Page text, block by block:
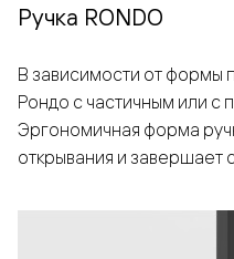
Ручка RONDO
В зависимости от формы
Рондо с частичным или с
Эргономичная форма
открывания и завершает